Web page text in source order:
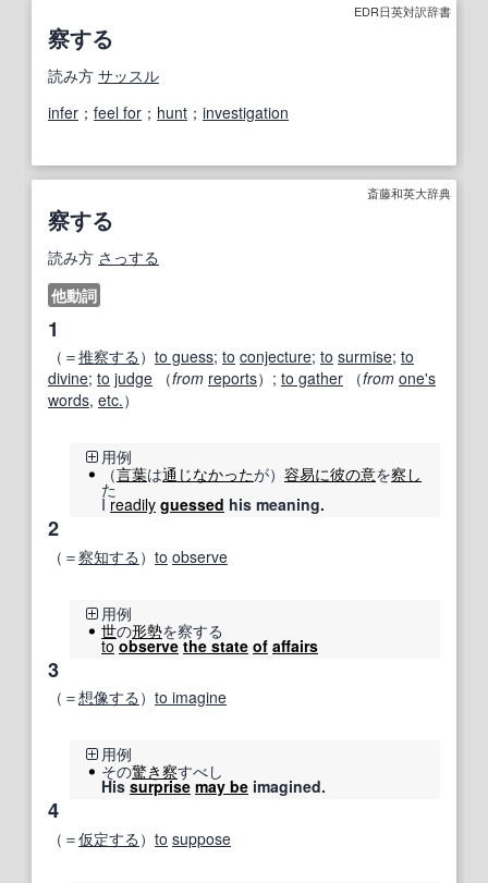
EDR日英対訳辞書
察する
読み方 サッスル
infer ； feel for ； hunt ； investigation
斎藤和英大辞典
察する
読み方 さっする
他動詞
1
（＝推察する ） to guess; to conjecture; to surmise; to
divine; to judge （from reports）; to gather （from one's
words, etc.）
用例
（言葉は通じなかったが） 容易に彼の意を察し
た
Ireadily guessed his meaning.
2
（＝察知する ） to observe
用例
世の形勢を察する
to observe the state of affairs
3
（＝想像する ） to imagine
用例
その驚き察すべし
His surprise may be imagined.
4
（＝仮定する ） to suppose